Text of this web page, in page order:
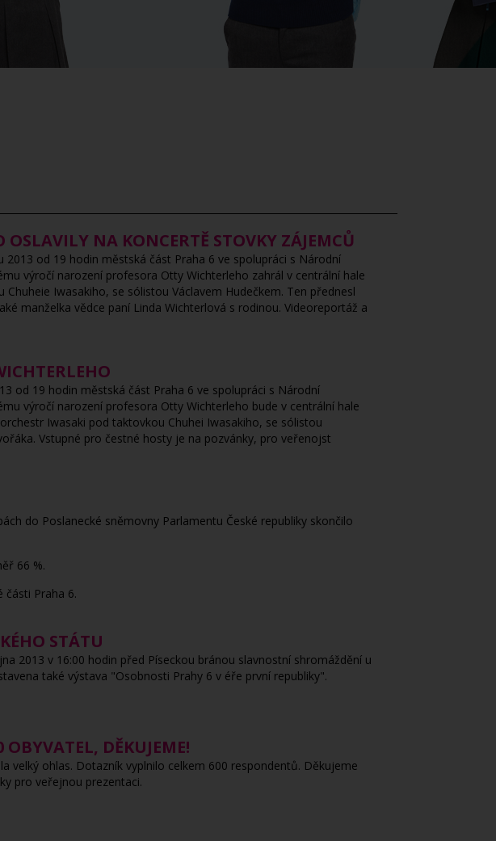
NA KONCERTĚ STOVKY ZÁJEMCŮ
od 19 hodin městská část Praha 6 ve spolupráci s Národní
výročí narození profesora Otty Wichterleho zahrál v centrální hale
Iwasakiho, se sólistou Václavem Hudečkem. Ten přednesl
manželka vědce paní Linda Wichterlová s rodinou. Videoreportáž a
od 19 hodin městská část Praha 6 ve spolupráci s Národní
výročí narození profesora Otty Wichterleho bude v centrální hale
Iwasaki pod taktovkou Chuhei Iwasakiho, se sólistou
Vstupné pro čestné hosty je na pozvánky, pro veřenojst
do Poslanecké sněmovny Parlamentu České republiky skončilo
66 %.
části Praha 6.
STÁTU
2013 v 16:00 hodin před Píseckou bránou slavnostní shromáždění u
také výstava "Osobnosti Prahy 6 v éře první republiky".
DĚKUJEME!
velký ohlas. Dotazník vyplnilo celkem 600 respondentů. Děkujeme
pro veřejnou prezentaci.